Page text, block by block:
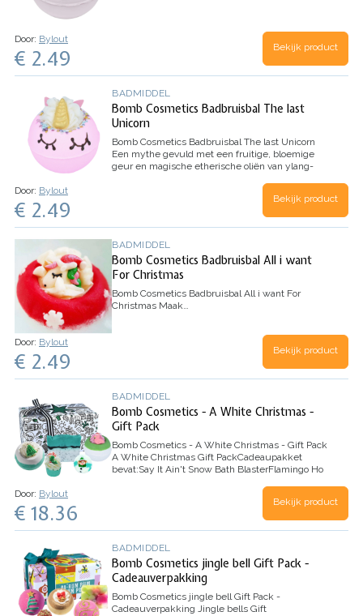
Door: Bylout
€ 2.49 Bekijk product
BADMIDDEL
Bomb Cosmetics Badbruisbal The last
Unicorn
Bomb Cosmetics Badbruisbal The last Unicorn
Een mythe gevuld met een fruitige, bloemige
geur en magische etherische oliën van ylang-
in je bad bruist en ronddanst, het water mooi…
Door: Bylout
€ 2.49 Bekijk product
BADMIDDEL
Bomb Cosmetics Badbruisbal All i want
For Christmas
Bomb Cosmetics Badbruisbal All i want For
Christmas Maak…
Door: Bylout
€ 2.49 Bekijk product
BADMIDDEL
Bomb Cosmetics - A White Christmas -
Gift Pack
Bomb Cosmetics - A White Christmas - Gift Pack
A White Christmas Gift PackCadeaupakket
bevat:Say It Ain't Snow Bath BlasterFlamingo Ho
Door: Bylout
€ 18.36 Bekijk product
BADMIDDEL
Bomb Cosmetics jingle bell Gift Pack -
Cadeauverpakking
Bomb Cosmetics jingle bell Gift Pack -
Cadeauverpakking Jingle bells Gift